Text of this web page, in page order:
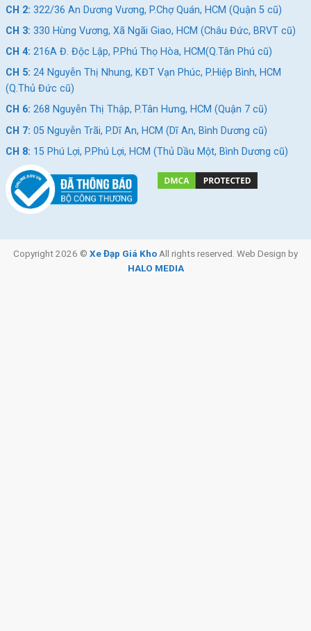
Sau khi tìm hiểu những đặc tính nổi bật củaXe Đạp Thể Thao
Nữ VinaBike Latte-V 2021, bạn còn chần chờ gì nữa mà
dành cho riêng mình nhỉ.
Xem thêm:
Xe đạp thể thao 24 inch Tisago TL07
Xe đạp thể thao Life Leox24 24 Inch
Xe đạp thể thao nữ Vivabike 24 Inch
SKU:vina24
Thẻ: Xe đạp trẻ em 11-15 tuổi
CH 2: 322/36 An Dương Vương, P.Chợ Quán, HCM (Quận 5 cũ)
CH 3: 330 Hùng Vương, Xã Ngãi Giao, HCM (Châu Đức, BRVT cũ)
CH 4: 216A Đ. Độc Lập, P.Phú Thọ Hòa, HCM(Q.Tân Phú cũ)
CH 5: 24 Nguyễn Thị Nhung, KĐT Vạn Phúc, P.Hiệp Bình, HCM
(Q.Thủ Đức cũ)
CH 6: 268 Nguyễn Thị Thập, P.Tân Hưng, HCM (Quận 7 cũ)
CH 7: 05 Nguyễn Trãi, P.Dĩ An, HCM (Dĩ An, Bình Dương cũ)
CH 8: 15 Phú Lợi, P.Phú Lợi, HCM (Thủ Dầu Một, Bình Dương cũ)
Copyright 2026 © Xe Đạp Giá Kho All rights reserved. Web Design by
HALO MEDIA